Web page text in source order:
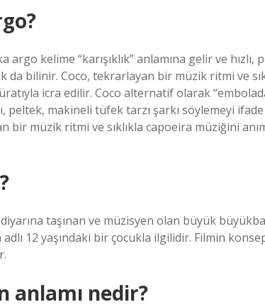
argo kelime “karışıklık” anlamına gelir ve
da bilinir. Coco, tekrarlayan bir müzik ritmi ve
icra edilir. Coco alternatif olarak
peltek, makineli tüfek tarzı şarkı söylemeyi
bir müzik ritmi ve sıklıkla capoeira müziğini
taşınan ve müzisyen olan büyük
12 yaşındaki bir çocukla ilgilidir. Filmin
anlamı nedir?